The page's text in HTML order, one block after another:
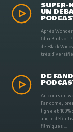
SUPER-
UN
Après
film Birds of
de Black
très
DC
Au cours du
Fandome,
ligne et 100%
angle
filmiques ...